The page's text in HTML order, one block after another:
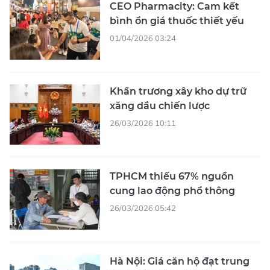
CEO Pharmacity: Cam kết
bình ổn giá thuốc thiết yếu
01/04/2026 03:24
Khẩn trương xây kho dự trữ
xăng dầu chiến lược
26/03/2026 10:11
TPHCM thiếu 67% nguồn
cung lao động phổ thông
26/03/2026 05:42
Hà Nội: Giá căn hộ đạt trung